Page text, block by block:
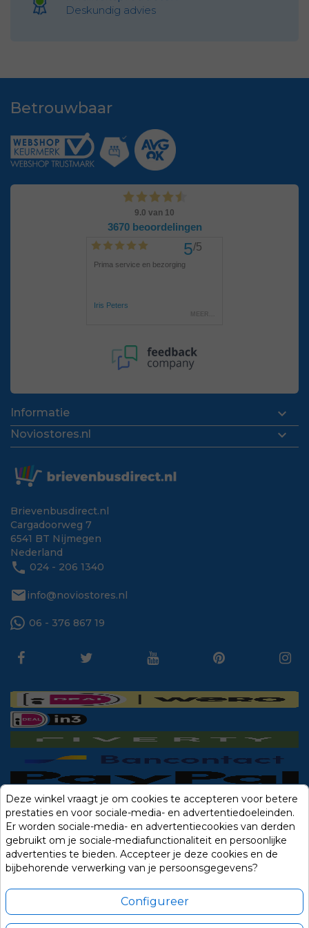
Deskundig advies
Betrouwbaar
Informatie 
Noviostores.nl 
Brievenbusdirect.nl
Cargadoorweg 7
6541 BT Nijmegen
Nederland
phone 024 - 206 1340
mail info@noviostores.nl
06 - 376 867 19
Deze winkel vraagt je om cookies te accepteren voor betere
prestaties en voor sociale-media- en advertentiedoeleinden.
Er worden sociale-media- en advertentiecookies van derden
gebruikt om je sociale-mediafunctionaliteit en persoonlijke
advertenties te bieden. Accepteer je deze cookies en de
bijbehorende verwerking van je persoonsgegevens?
Configureer